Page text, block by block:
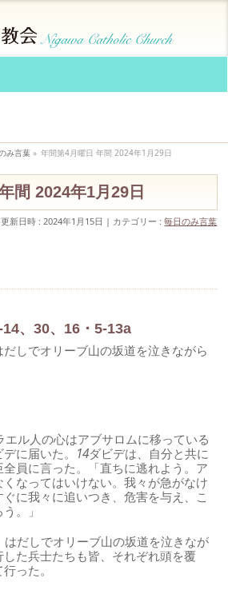
み言葉 » 年間第4月曜日 年間 2024年1月29日
間 2024年1月29日
新日時 : 2024年1月15日 カテゴリー :毎日のみ言葉
、30、16・5-13a
しでオリーブ山の坂道を泣きながら
エル人の心はアブサロムに移っている
に届いた。 14ダビデは、自分と共に
員に言った。「直ちに逃れよう。ア
なってはいけない。我々が急がなけ
に我々に追いつき、危害を与え、こ
。」
だしでオリーブ山の坂道を泣きなが
た兵士たちも皆、それぞれ頭を覆
った。